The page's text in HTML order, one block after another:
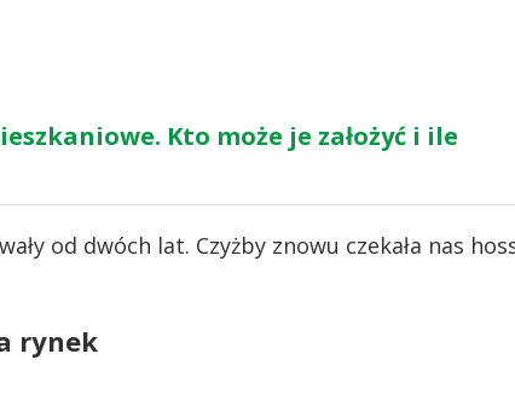
Kto może je założyć i ile
od dwóch lat. Czyżby znowu czekała nas
rynek